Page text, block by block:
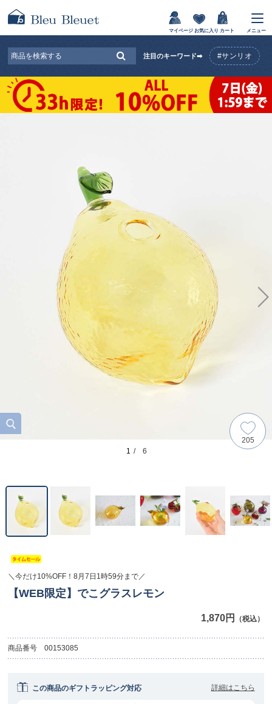
マイページ お気に入り カート メニュー
注目のキーワード➡ #サンリオ
1 / 6
205
＼今だけ10%OFF！8月7日1時59分まで／
【WEB限定】でこグラスレモン
1,870円 （税込）
商品番号 00153085
この商品のギフトラッピング対応 詳細はこちら